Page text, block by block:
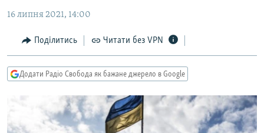
основної
Перейти
до
пошуку
СУСПІЛЬСТВО
СВІТ
РОСІЙСЬКА «ФІЛЬТРАЦІЯ»
ДОНБАС.РЕАЛІЇ
ТИ ЯК?
СХЕМИ
КИТАЙ.ВИКЛИКИ
16 липня 2021, 14:00
Поділитись Читати без VPN
Додати Радіо Свобода як бажане джерело в Google